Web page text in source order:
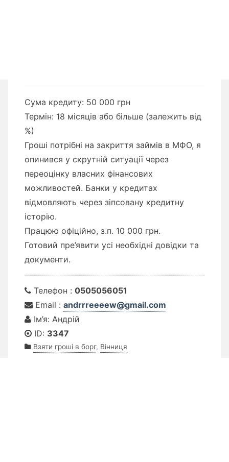
Сума кредиту: 50 000 грн
Термін: 18 місяців або більше (залежить від
%)
Гроші потрібні на закриття займів в МФО, я
опинився у скрутній ситуації через
переоцінку власних фінансових
можливостей. Банки у кредитах
відмовляють через зіпсовану кредитну
історію.
Працюю офіційно, з.п. 10 000 грн.
Готовий пре’явити усі необхідні довідки та
документи.
Телефон : 0505056051
Email : andrrreeeew@gmail.com
Ім’я: Андрій
ID: 3347
Взяти гроші в борг, Вінниця